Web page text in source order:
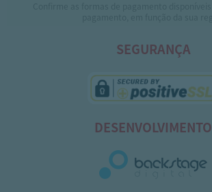
SEGURANÇA
DESENVOLVIMENTO